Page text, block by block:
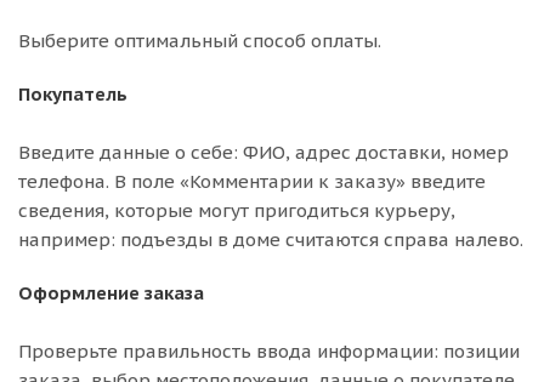
Выберите оптимальный способ оплаты.
Покупатель
Введите данные о себе: ФИО, адрес доставки, номер
телефона. В поле «Комментарии к заказу» введите
сведения, которые могут пригодиться курьеру,
например: подъезды в доме считаются справа налево.
Оформление заказа
Проверьте правильность ввода информации: позиции